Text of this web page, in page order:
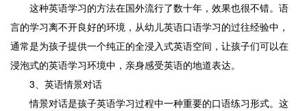
这种英语学习的方法在国外流行了数十年，效果也很不错。语
言的学习离不开良好的环境，从幼儿英语口语学习的过往经验中，
通常是为孩子提供一个纯正的全浸入式英语空间，让孩子们可以在
浸泡式的英语学习环境中，亲身感受英语的地道表达。
3、英语情景对话
情景对话是孩子英语学习过程中一种重要的口语练习形式。这